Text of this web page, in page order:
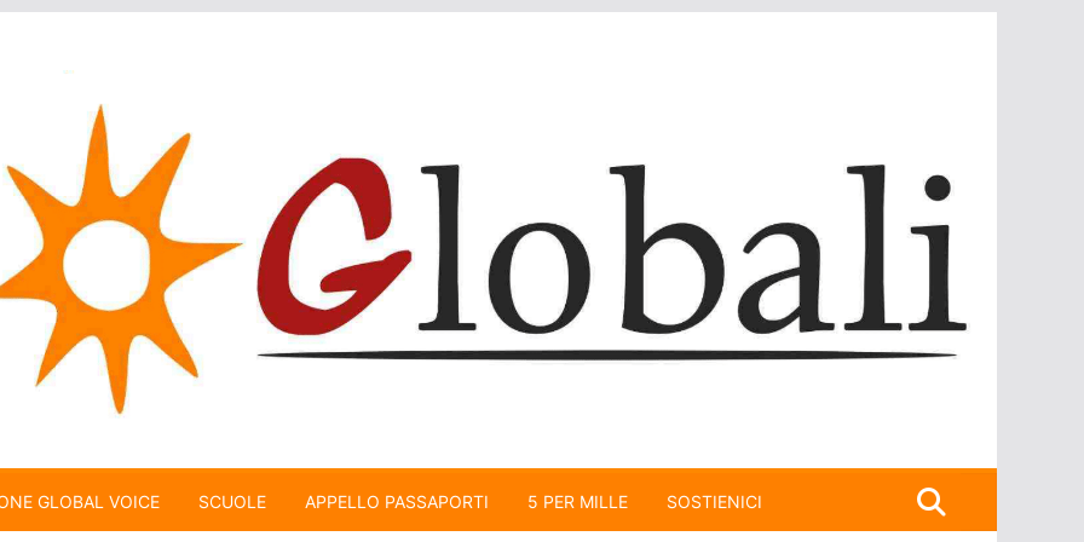
GLOBAL VOICE SCUOLE APPELLO PASSAPORTI 5 PER MILLE SOSTIENICI